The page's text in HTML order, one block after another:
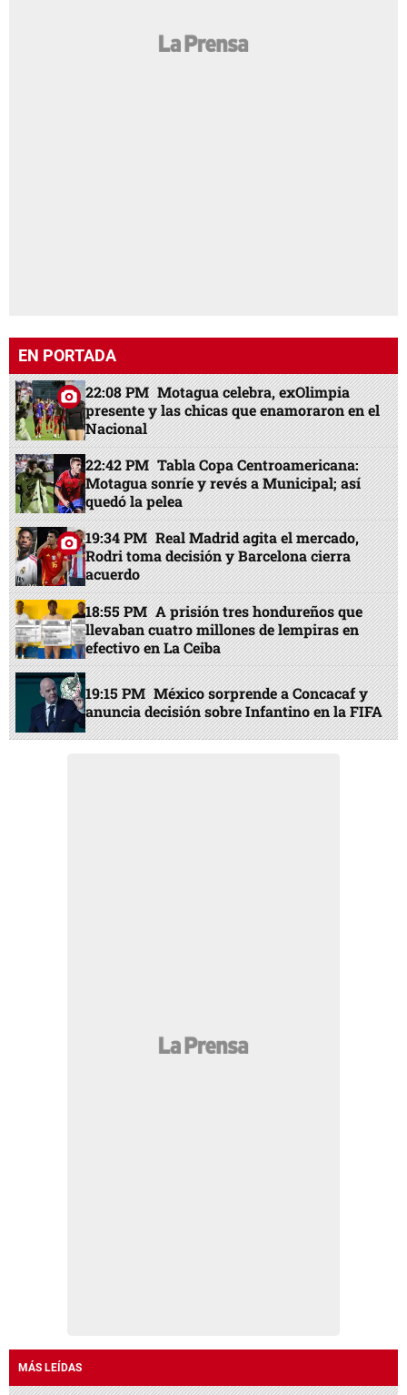
EN PORTADA
22:08 PM Motagua celebra, exOlimpia
presente y las chicas que enamoraron en el
Nacional
22:42 PM Tabla Copa Centroamericana:
Motagua sonríe y revés a Municipal; así
quedó la pelea
19:34 PM Real Madrid agita el mercado,
Rodri toma decisión y Barcelona cierra
acuerdo
18:55 PM A prisión tres hondureños que
llevaban cuatro millones de lempiras en
efectivo en La Ceiba
19:15 PM México sorprende a Concacaf y
anuncia decisión sobre Infantino en la FIFA
MÁS LEÍDAS